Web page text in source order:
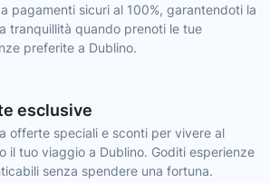
pagamenti sicuri al 100%, garantendoti la
tranquillità quando prenoti le tue
preferite a Dublino.
esclusive
offerte speciali e sconti per vivere al
il tuo viaggio a Dublino. Goditi esperienze
senza spendere una fortuna.